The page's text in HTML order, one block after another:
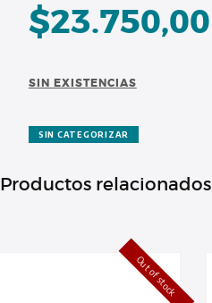
$23.750,00
SIN EXISTENCIAS
SIN CATEGORIZAR
Productos relacionados
Out of stock